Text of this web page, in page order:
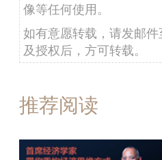
像等任何使用。
如有意愿转载，请发邮件
及授权后，方可转载。
推荐阅读